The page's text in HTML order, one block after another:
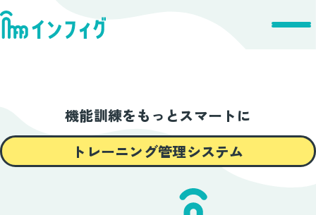
特徴
機能紹介
導入方法・料金
機能訓練をもっとスマートに
トレーニング管理システム